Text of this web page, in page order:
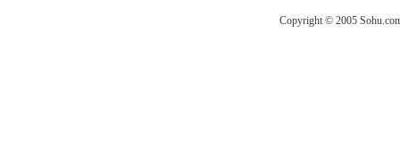
Copyright © 2005